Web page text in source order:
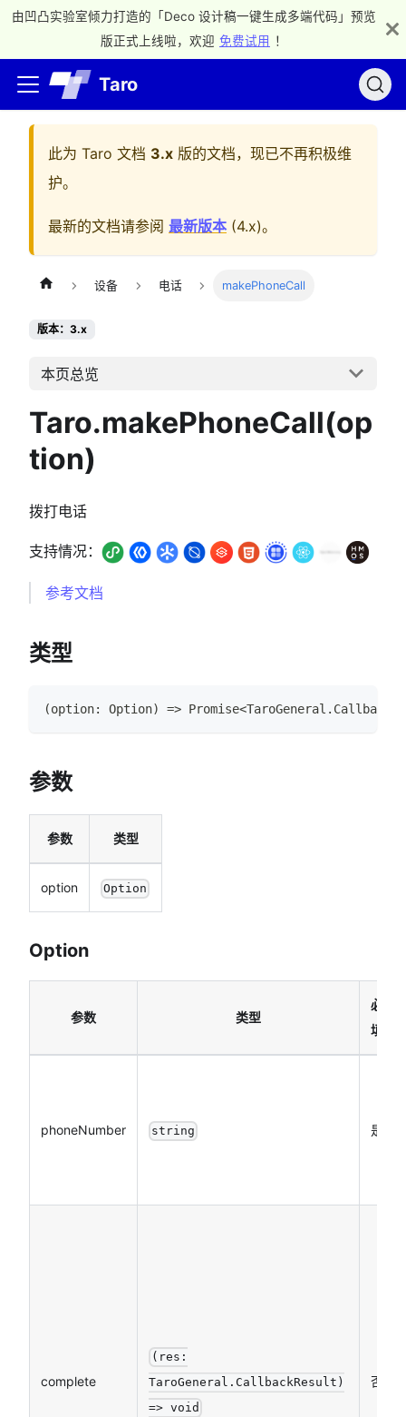
由凹凸实验室倾力打造的「Deco 设计稿一键生成多端代码」预览
版正式上线啦，欢迎 免费试用 ！
Taro
此为 Taro 文档 3.x 版的文档，现已不再积极维
护。
最新的文档请参阅 最新版本 (4.x)。
设备 电话 makePhoneCall
版本：3.x
本页总览
Taro.makePhoneCall(op
tion)
拨打电话
支持情况：
参考文档
类型
(option: Option) => Promise<TaroGeneral .
参数
参数 类型
option Option
Option
参数 类型
必
填
phoneNumber string 是
complete
(res:
TaroGeneral.CallbackResult)
=> void
否